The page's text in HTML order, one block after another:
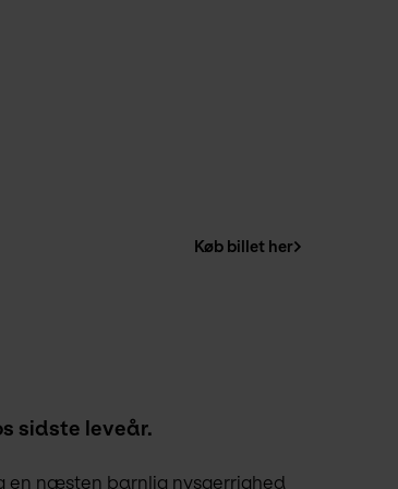
Køb billet her
sidste leveår.
en næsten barnlig nysgerrighed